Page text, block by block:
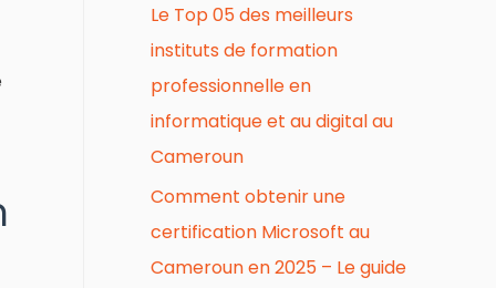
Le Top 05 des meilleurs
instituts de formation
professionnelle en
informatique et au digital au
Cameroun
Comment obtenir une
certification Microsoft au
Cameroun en 2025 – Le guide